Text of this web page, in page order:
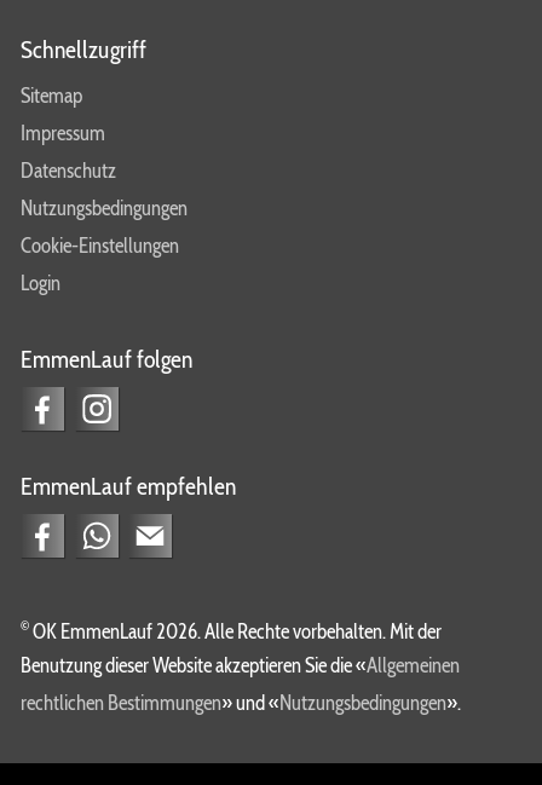
Schnellzugriff
Sitemap
Impressum
Datenschutz
Nutzungsbedingungen
Cookie-Einstellungen
Login
EmmenLauf folgen
EmmenLauf empfehlen
© OK EmmenLauf 2026. Alle Rechte vorbehalten. Mit der
Benutzung dieser Website akzeptieren Sie die «Allgemeinen
rechtlichen Bestimmungen» und «Nutzungsbedingungen».